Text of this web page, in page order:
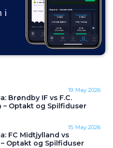
i
19. May 2026
Brøndby IF vs F.C.
– Optakt og Spilfiduser
15. May 2026
FC Midtjylland vs
Optakt og Spilfiduser